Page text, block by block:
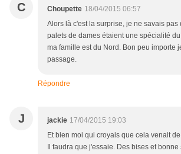
C Choupette 18/04/2015 06:57
Alors là c'est la surprise, je ne savais pas
palets de dames étaient une spécialité
ma famille est du Nord. Bon peu importe
passage.
Répondre
J jackie 17/04/2015 19:03
Et bien moi qui croyais que cela venait
Il faudra que j'essaie. Des bises et bonne